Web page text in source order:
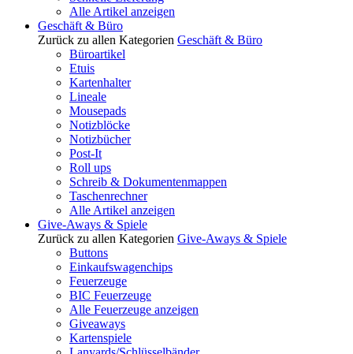
Alle Artikel anzeigen
Geschäft & Büro
Zurück zu allen Kategorien Geschäft & Büro
Büroartikel
Etuis
Kartenhalter
Lineale
Mousepads
Notizblöcke
Notizbücher
Post-It
Roll ups
Schreib & Dokumentenmappen
Taschenrechner
Alle Artikel anzeigen
Give-Aways & Spiele
Zurück zu allen Kategorien Give-Aways & Spiele
Buttons
Einkaufswagenchips
Feuerzeuge
BIC Feuerzeuge
Alle Feuerzeuge anzeigen
Giveaways
Kartenspiele